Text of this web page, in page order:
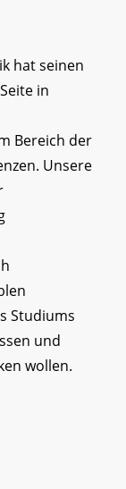
hat seinen
in
Bereich der
Unsere
Studiums
und
wollen.